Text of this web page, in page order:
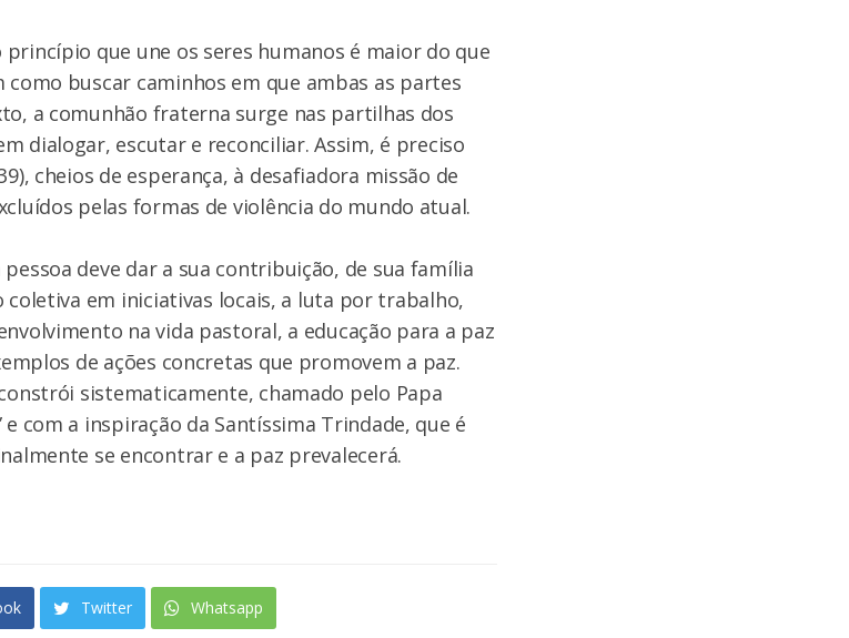
que une os seres humanos é maior do que
buscar caminhos em que ambas as partes
a comunhão fraterna surge nas partilhas dos
dialogar, escutar e reconciliar. Assim, é preciso
cheios de esperança, à desafiadora missão de
pelas formas de violência do mundo atual.
deve dar a sua contribuição, de sua família
em iniciativas locais, a luta por trabalho,
na vida pastoral, a educação para a paz
de ações concretas que promovem a paz.
sistematicamente, chamado pelo Papa
e com a inspiração da Santíssima Trindade, que é
se encontrar e a paz prevalecerá.
Twitter Whatsapp